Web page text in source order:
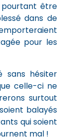
pourtant être
dans de
pour les
sans hésiter
celle-ci ne
surtout
balayés
qui soient
mal !